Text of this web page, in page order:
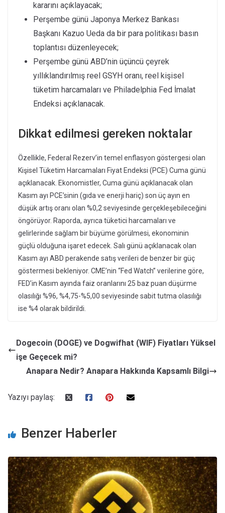
kararını açıklayacak;
Perşembe günü Japonya Merkez Bankası
Başkanı Kazuo Ueda da bir para politikası basın
toplantısı düzenleyecek;
Perşembe günü ABD’nin üçüncü çeyrek
yıllıklandırılmış reel GSYH oranı, reel kişisel
tüketim harcamaları ve Philadelphia Fed İmalat
Endeksi açıklanacak.
Dikkat edilmesi gereken noktalar
Özellikle, Federal Rezerv’in temel enflasyon göstergesi olan
Kişisel Tüketim Harcamaları Fiyat Endeksi (PCE) Cuma günü
açıklanacak. Ekonomistler, Cuma günü açıklanacak olan
Kasım ayı PCE’sinin (gıda ve enerji hariç) son üç ayın en
düşük artış oranı olan %0,2 seviyesinde gerçekleşebileceğini
öngörüyor. Raporda, ayrıca tüketici harcamaları ve
gelirlerinde sağlam bir büyüme görülmesi, ekonominin
güçlü olduğuna işaret edecek. Salı günü açıklanacak olan
Kasım ayı ABD perakende satış verileri de benzer bir güç
göstermesi bekleniyor. CME’nin “Fed Watch” verilerine göre,
FED’in Kasım ayında faiz oranlarını 25 baz puan düşürme
olasılığı %96, %4,75-%5,00 seviyesinde sabit tutma olasılığı
ise %4 olarak bildirildi.
Dogecoin (DOGE) ve Dogwifhat (WIF) Fiyatları Yüksel
işe Geçecek mi?
Anapara Nedir? Anapara Hakkında Kapsamlı Bilgi
Yazıyı paylaş:
Benzer Haberler